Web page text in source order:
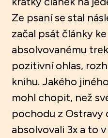
Ze psaní se stal
začal psát články
absolvovanému
pozitivní ohlas,
knihu. Jakého
mohl chopit, než
pochodu z Ostravy
absolvovali 3x a to